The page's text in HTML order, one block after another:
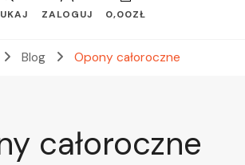
ZALOGUJ 0,00ZŁ
Blog Opony całoroczne
całoroczne